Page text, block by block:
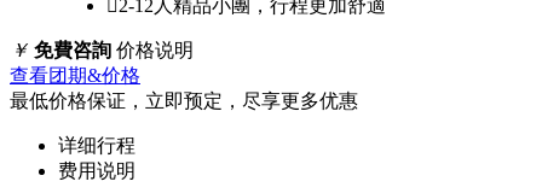
2-12人精品小團，行程更加舒適
￥ 免費咨詢 价格说明
查看团期&价格
最低价格保证，立即预定，尽享更多优惠
详细行程
费用说明